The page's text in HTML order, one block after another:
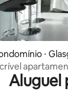
média de
⋅
vista para o
Aluguel